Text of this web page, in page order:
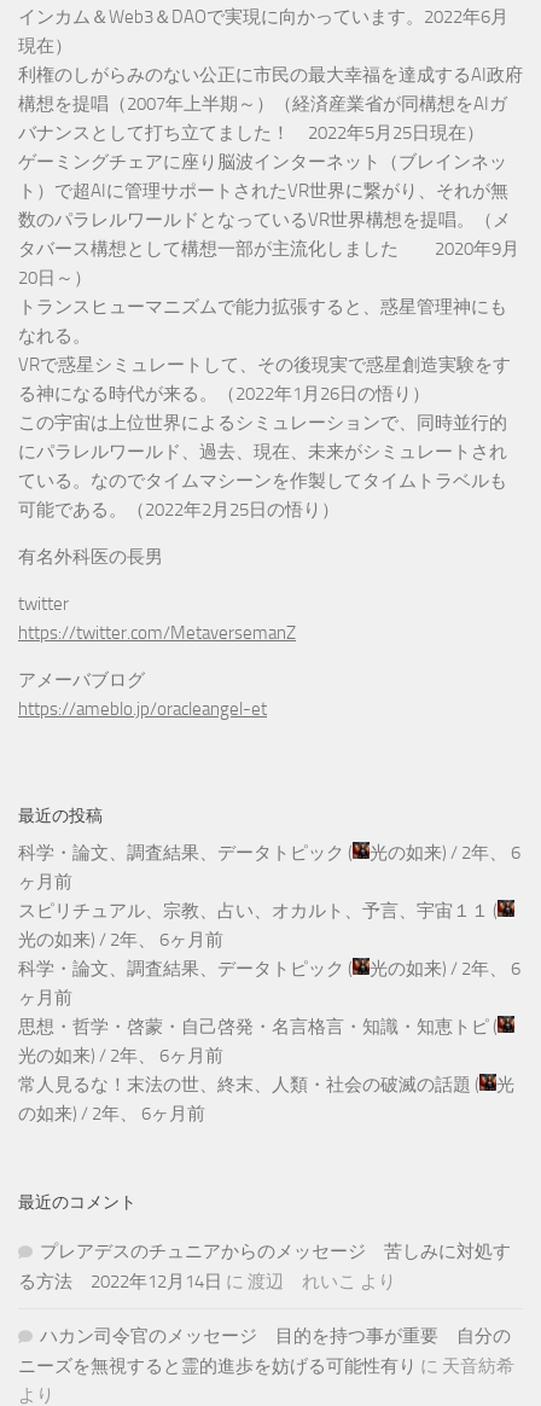
インカム＆Web3＆DAOで実現に向かっています。2022年6月
現在）
利権のしがらみのない公正に市民の最大幸福を達成するAI政府
構想を提唱（2007年上半期～）（経済産業省が同構想をAIガ
バナンスとして打ち立てました！ 2022年5月25日現在）
ゲーミングチェアに座り脳波インターネット（ブレインネッ
ト）で超AIに管理サポートされたVR世界に繋がり、それが無
数のパラレルワールドとなっているVR世界構想を提唱。（メ
タバース構想として構想一部が主流化しました 2020年9月
20日～）
トランスヒューマニズムで能力拡張すると、惑星管理神にも
なれる。
VRで惑星シミュレートして、その後現実で惑星創造実験をす
る神になる時代が来る。（2022年1月26日の悟り）
この宇宙は上位世界によるシミュレーションで、同時並行的
にパラレルワールド、過去、現在、未来がシミュレートされ
ている。なのでタイムマシーンを作製してタイムトラベルも
可能である。（2022年2月25日の悟り）
有名外科医の長男
twitter
https://twitter.com/MetaversemanZ
アメーバブログ
https://ameblo.jp/oracleangel-et
最近の投稿
科学・論文、調査結果、データトピック ( 光の如来) / 2年、 6
ヶ月前
スピリチュアル、宗教、占い、オカルト、予言、宇宙１１ (
光の如来) / 2年、 6ヶ月前
科学・論文、調査結果、データトピック ( 光の如来) / 2年、 6
ヶ月前
思想・哲学・啓蒙・自己啓発・名言格言・知識・知恵トピ (
光の如来) / 2年、 6ヶ月前
常人見るな！末法の世、終末、人類・社会の破滅の話題 (
光
の如来) / 2年、 6ヶ月前
最近のコメント
プレアデスのチュニアからのメッセージ 苦しみに対処す
る方法 2022年12月14日 に 渡辺 れいこ より
ハカン司令官のメッセージ 目的を持つ事が重要 自分の
ニーズを無視すると霊的進歩を妨げる可能性有り に 天音紡希
より